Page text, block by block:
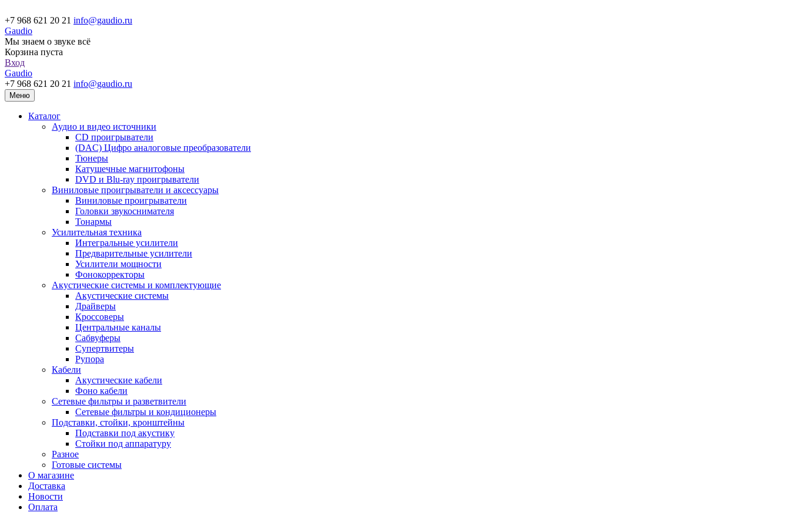
+7 968 621 20 21 info@gaudio.ru
Gaudio
Мы знаем о звуке всё
Корзина пуста
Вход
Gaudio
+7 968 621 20 21 info@gaudio.ru
Меню
Каталог
Аудио и видео источники
CD проигрыватели
(DAC) Цифро аналоговые преобразователи
Тюнеры
Катушечные магнитофоны
DVD и Blu-ray проигрыватели
Виниловые проигрыватели и аксессуары
Виниловые проигрыватели
Головки звукоснимателя
Тонармы
Усилительная техника
Интегральные усилители
Предварительные усилители
Усилители мощности
Фонокорректоры
Акустические системы и комплектующие
Акустические системы
Драйверы
Кроссоверы
Центральные каналы
Сабвуферы
Супертвитеры
Рупора
Кабели
Акустические кабели
Фоно кабели
Сетевые фильтры и разветвители
Сетевые фильтры и кондиционеры
Подставки, стойки, кронштейны
Подставки под акустику
Стойки под аппаратуру
Разное
Готовые системы
О магазине
Доставка
Новости
Оплата